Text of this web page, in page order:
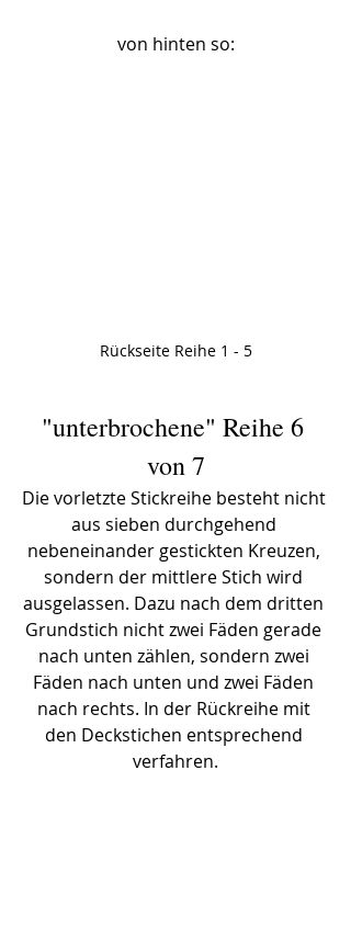
von hinten so:
Rückseite Reihe 1 - 5
"unterbrochene" Reihe 6
von 7
Die vorletzte Stickreihe besteht nicht
aus sieben durchgehend
nebeneinander gestickten Kreuzen,
sondern der mittlere Stich wird
ausgelassen. Dazu nach dem dritten
Grundstich nicht zwei Fäden gerade
nach unten zählen, sondern zwei
Fäden nach unten und zwei Fäden
nach rechts. In der Rückreihe mit
den Deckstichen entsprechend
verfahren.